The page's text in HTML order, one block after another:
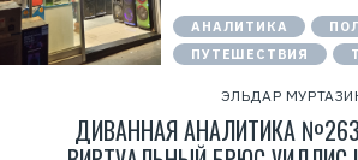
АНАЛИТИКА
ПУТЕШЕСТВИЯ
ЭЛЬДАР
ДИВАННАЯ АНАЛИТИКА